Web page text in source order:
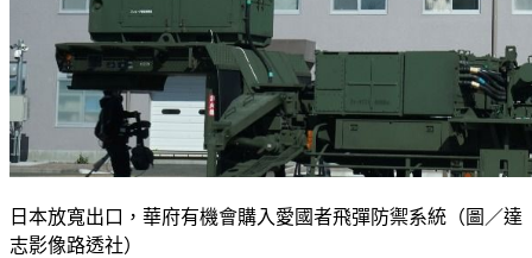
日本放寬出口，華府有機會購入愛國者飛彈防禦系統（圖／達